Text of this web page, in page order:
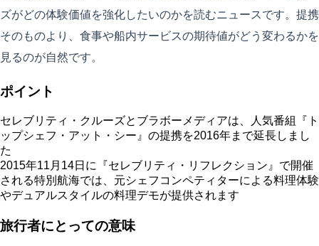
ズがどの体験価値を強化したいのかを読むニュースです。提携
そのものより、食事や船内サービスの期待値がどう変わるかを
見るのが自然です。
ポイント
セレブリティ・クルーズとブラボーメディアは、人気番組『ト
ップシェフ・アット・シー』の提携を2016年まで延長しまし
た
2015年11月14日に『セレブリティ・リフレクション』で開催
される特別航海では、元シェフコンペティターによる料理体験
やデュアルスタイルの料理デモが提供されます
旅行者にとっての意味